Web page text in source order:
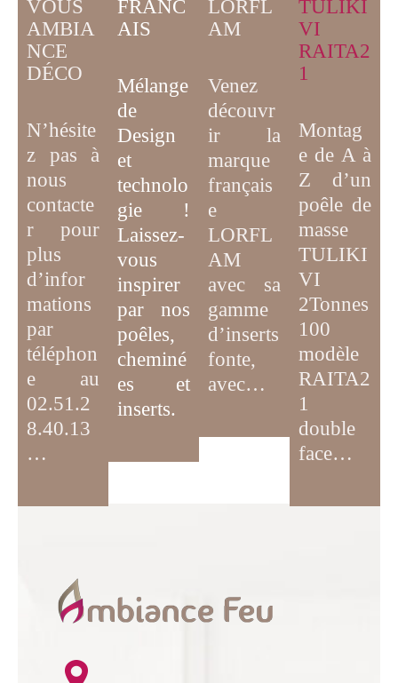
VOUS
AMBIA
NCE
DÉCO
N’hésite
z pas à
nous
contacte
r pour
plus
d’infor
mations
par
téléphon
e au
02.51.2
8.40.13
…
FRANC
AIS
Mélange
de
Design
et
technolo
gie !
Laissez-
vous
inspirer
par nos
poêles,
cheminé
es et
inserts.
LORFL
AM
Venez
découvr
ir la
marque
français
e
LORFL
AM
avec sa
gamme
d’inserts
fonte,
avec…
TULIKI
VI
RAITA2
1
Montag
e de A à
Z d’un
poêle de
masse
TULIKI
VI
2Tonnes
100
modèle
RAITA2
1
double
face…